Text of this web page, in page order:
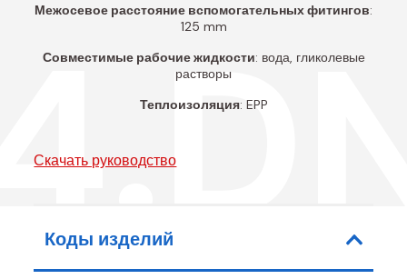
Межосевое расстояние вспомогательных фитингов:
125 mm
Совместимые рабочие жидкости: вода, гликолевые
растворы
Теплоизоляция: EPP
Скачать руководство
Коды изделий